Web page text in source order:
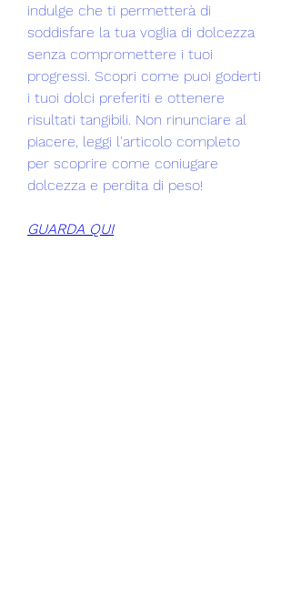
indulge che ti permetterà di
soddisfare la tua voglia di dolcezza
senza compromettere i tuoi
progressi. Scopri come puoi goderti
i tuoi dolci preferiti e ottenere
risultati tangibili. Non rinunciare al
piacere, leggi l'articolo completo
per scoprire come coniugare
dolcezza e perdita di peso!
GUARDA QUI